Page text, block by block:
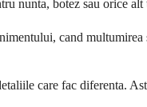
nunta, botez sau orice
cand multumirea
care fac diferenta.